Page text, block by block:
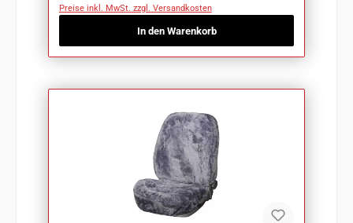
Preise inkl. MwSt. zzgl. Versandkosten
In den Warenkorb